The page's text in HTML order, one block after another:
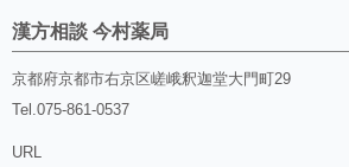
漢方相談 今村薬局
京都府京都市右京区嵯峨釈迦堂大門町29
Tel.075-861-0537
URL